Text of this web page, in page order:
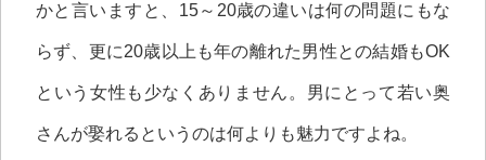
かと言いますと、15～20歳の違いは何の問題にもな
らず、更に20歳以上も年の離れた男性との結婚もOK
という女性も少なくありません。男にとって若い奥
さんが娶れるというのは何よりも魅力ですよね。